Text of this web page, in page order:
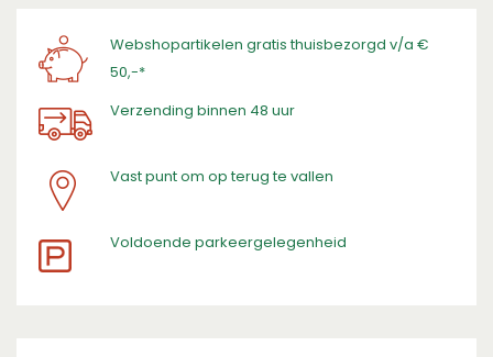
Webshopartikelen gratis thuisbezorgd v/a €
50,-*
Verzending binnen 48 uur
Vast punt om op terug te vallen
​Voldoende parkeergelegenheid